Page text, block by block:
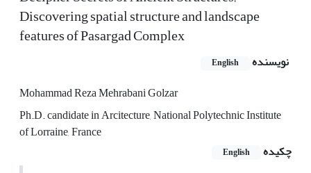
Discovering spatial structure and landscape
features of Pasargad Complex
نویسنده English
Mohammad Reza Mehrabani Golzar
Ph.D. candidate in Arcitecture, National Polytechnic Institute
of Lorraine, France
چکیده
English